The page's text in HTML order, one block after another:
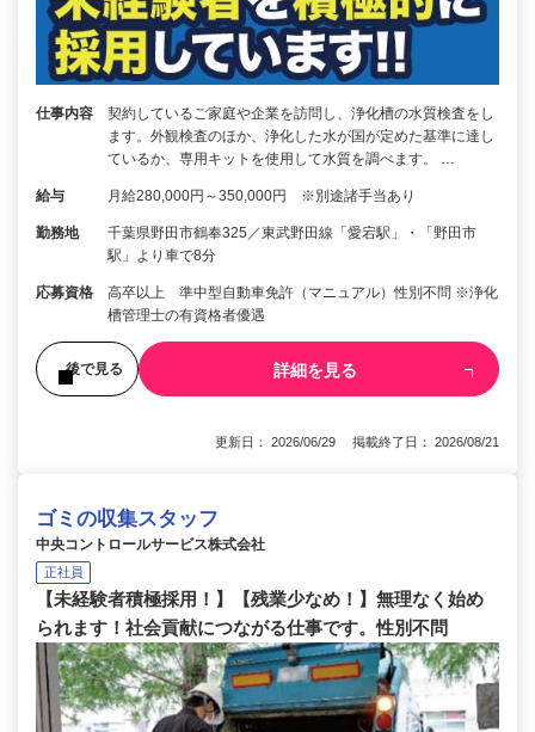
仕事内容
契約しているご家庭や企業を訪問し、浄化槽の水質検査をし
ます。外観検査のほか、浄化した水が国が定めた基準に達し
ているか、専用キットを使用して水質を調べます。 …
給与 月給280,000円～350,000円 ※別途諸手当あり
勤務地
千葉県野田市鶴奉325／東武野田線「愛宕駅」・「野田市
駅」より車で8分
応募資格
高卒以上 準中型自動車免許（マニュアル）性別不問 ※浄化
槽管理士の有資格者優遇
後で見る 詳細を見る
更新日： 2026/06/29 掲載終了日： 2026/08/21
ゴミの収集スタッフ
中央コントロールサービス株式会社
正社員
【未経験者積極採用！】【残業少なめ！】無理なく始め
られます！社会貢献につながる仕事です。性別不問